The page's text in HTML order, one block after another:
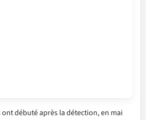
débuté après la détection, en mai